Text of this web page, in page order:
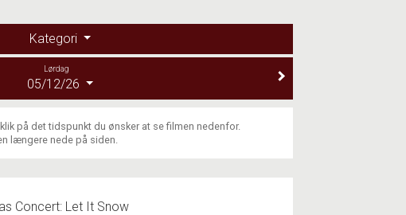
Kategori
Lørdag
05/12/26
på det tidspunkt du ønsker at se filmen nedenfor.
længere nede på siden.
Concert: Let It Snow